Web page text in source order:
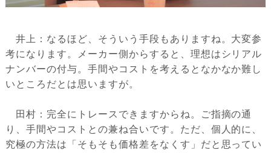
井上：なるほど、そういう手段もありますね。大変参
考になります。メーカー側からすると、理想はシリアル
ナンバーの付与。手間やコストを考えるとなかなか難し
いところだとは思いますが。
田村：完全にトレースできますからね。ご指摘の通
り、手間やコストとの兼ね合いです。ただ、個人的に、
究極の方法は「そもそも価格差をなくす」だと思ってい